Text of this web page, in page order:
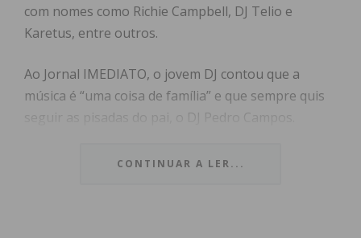
com nomes como Richie Campbell, DJ Telio e
Karetus, entre outros.
Ao Jornal IMEDIATO, o jovem DJ contou que a
música é “uma coisa de família” e que sempre quis
seguir as pisadas do pai, o DJ Pedro Campos.
incentivaram e eu comecei a cultivar este gosto
CONTINUAR A LER...